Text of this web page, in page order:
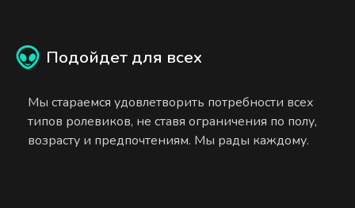
Подойдет для всех
Мы стараемся удовлетворить потребности всех
типов ролевиков, не ставя ограничения по полу,
возрасту и предпочтениям. Мы рады каждому.